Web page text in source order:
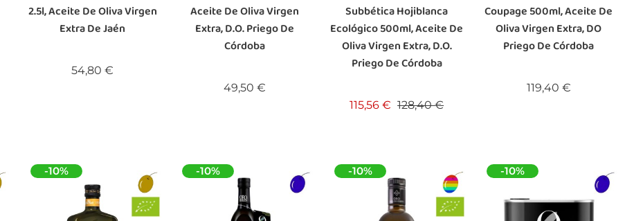
2.5l, Aceite De Oliva Virgen
Extra De Jaén
54,80 €
Aceite De Oliva Virgen
Extra, D.O. Priego De
Córdoba
49,50 €Precio
Subbética Hojiblanca
Ecológico 500ml, Aceite De
Oliva Virgen Extra, D.O.
Priego De Córdoba
115,56 € Precio base
128,40 €Precio
Coupage 500ml, Aceite De
Oliva Virgen Extra, DO
Priego De Córdoba
119,40 €Precio
-10% -10% -10% -10%